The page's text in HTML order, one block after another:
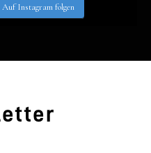
Auf Insta­gram fol­gen